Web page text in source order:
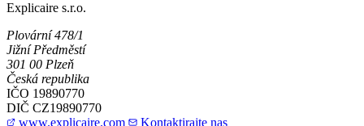
Explicaire s.r.o.
Plovární 478/1
Jižní Předměstí
301 00 Plzeň
Česká republika
IČO 19890770
DIČ CZ19890770
www.explicaire.com
Kontaktirajte nas